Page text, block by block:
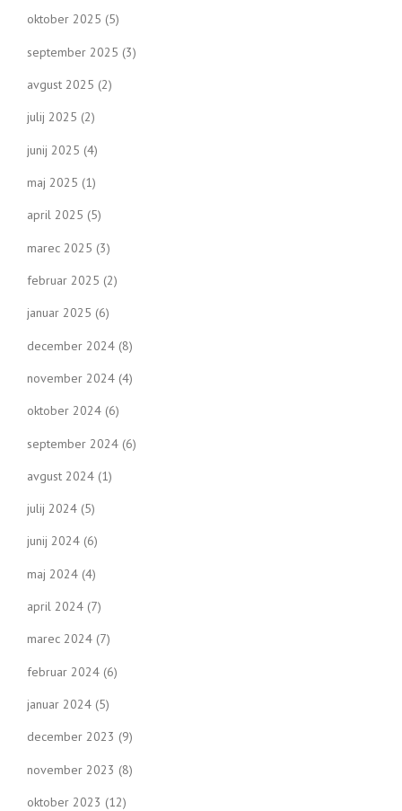
oktober 2025 (5)
september 2025 (3)
avgust 2025 (2)
julij 2025 (2)
junij 2025 (4)
maj 2025 (1)
april 2025 (5)
marec 2025 (3)
februar 2025 (2)
januar 2025 (6)
december 2024 (8)
november 2024 (4)
oktober 2024 (6)
september 2024 (6)
avgust 2024 (1)
julij 2024 (5)
junij 2024 (6)
maj 2024 (4)
april 2024 (7)
marec 2024 (7)
februar 2024 (6)
januar 2024 (5)
december 2023 (9)
november 2023 (8)
oktober 2023 (12)